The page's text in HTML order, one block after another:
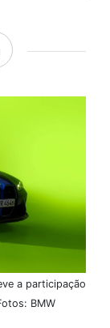
a participação
BMW